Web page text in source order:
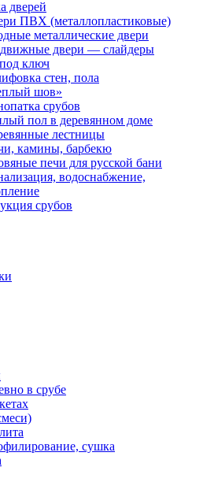
дверей
ПВХ (металлопластиковые)
металлические двери
двери — слайдеры
ключ
стен, пола
шов»
срубов
пол в деревянном доме
лестницы
камины, барбекю
печи для русской бани
водоснабжение,
срубов
в срубе
сушка